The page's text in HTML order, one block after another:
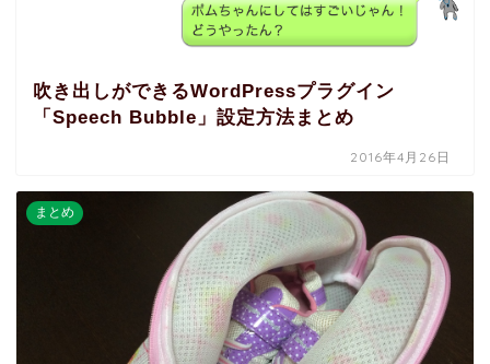
吹き出しができるWordPressプラグイン
「Speech Bubble」設定方法まとめ
2016年4月26日
まとめ